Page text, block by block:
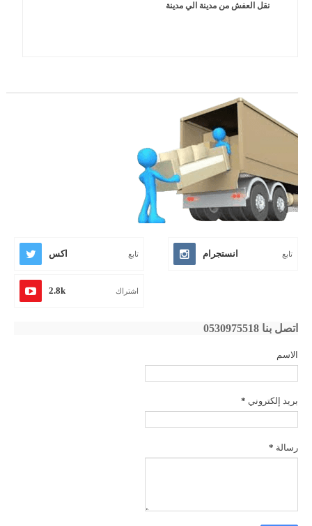
نقل العفش من مدينة الي مدينة
اكس تابع انستجرام تابع
2.8k اشتراك
اتصل بنا 0530975518
الاسم
بريد إلكتروني *
رسالة *